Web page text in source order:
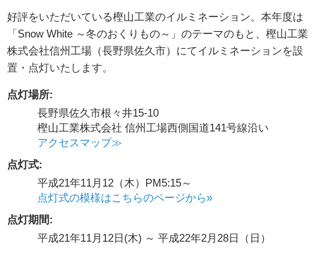
好評をいただいている樫山工業のイルミネーション。本年度は
「Snow White ～冬のおくりもの～」のテーマのもと、樫山工業
株式会社信州工場（長野県佐久市）にてイルミネーションを設
置・点灯いたします。
点灯場所:
長野県佐久市根々井15-10
樫山工業株式会社 信州工場西側国道141号線沿い
アクセスマップ≫
点灯式:
平成21年11月12（木）PM5:15～
点灯式の模様はこちらのページから»
点灯期間:
平成21年11月12日(木) ～ 平成22年2月28日（日）